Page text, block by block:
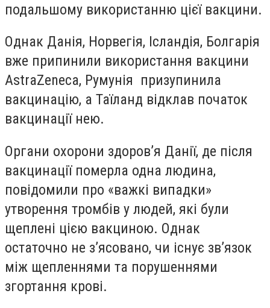
подальшому використанню цієї вакцини.
Однак Данія, Норвегія, Ісландія, Болгарія
вже припинили використання вакцини
AstraZeneca, Румунія призупинила
вакцинацію, а Таїланд відклав початок
вакцинації нею.
Органи охорони здоров’я Данії, де після
вакцинації померла одна людина,
повідомили про «важкі випадки»
утворення тромбів у людей, які були
щеплені цією вакциною. Однак
остаточно не з’ясовано, чи існує зв’язок
між щепленнями та порушеннями
згортання крові.